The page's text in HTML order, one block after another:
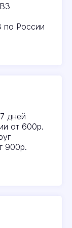
по России
дней
от 600р.
900р.